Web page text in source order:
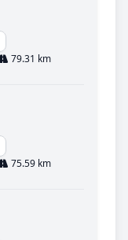
79.31 km
75.59 km